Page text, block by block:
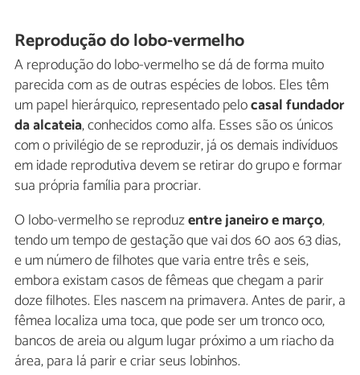
Reprodução do lobo-vermelho
A reprodução do lobo-vermelho se dá de forma muito
parecida com as de outras espécies de lobos. Eles têm
um papel hierárquico, representado pelocasal fundador
da alcateia, conhecidos como alfa. Esses são os únicos
com o privilégio de se reproduzir, já os demais indivíduos
em idade reprodutiva devem se retirar do grupo e formar
sua própria família para procriar.
O lobo-vermelho se reproduzentre janeiro e março,
tendo um tempo de gestação que vai dos 60 aos 63 dias,
e um número de filhotes que varia entre três e seis,
embora existam casos de fêmeas que chegam a parir
doze filhotes. Eles nascem na primavera. Antes de parir, a
fêmea localiza uma toca, que pode ser um tronco oco,
bancos de areia ou algum lugar próximo a um riacho da
área, para lá parir e criar seus lobinhos.